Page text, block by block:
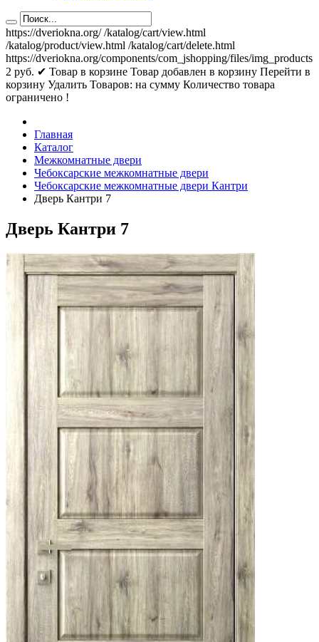
https://dveriokna.org/ /katalog/cart/view.html
/katalog/product/view.html /katalog/cart/delete.html
https://dveriokna.org/components/com_jshopping/files/img_products
2 руб. ✔ Товар в корзине Товар добавлен в корзину Перейти в
корзину Удалить Товаров: на сумму Количество товара
ограничено !
Главная
Каталог
Межкомнатные двери
Чебоксарские межкомнатные двери
Чебоксарские межкомнатные двери Кантри
Дверь Кантри 7
Дверь Кантри 7